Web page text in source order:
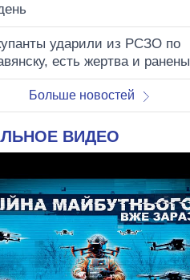
ударили из РСЗО по
есть жертва и ранены
Больше новостей
ВИДЕО